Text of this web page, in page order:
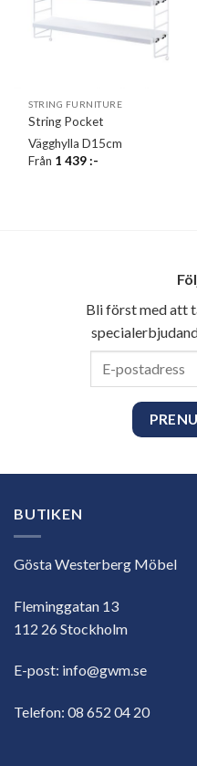
STRING FURNITURE
String Pocket
Vägghylla D15cm
Från 1 439:-
Bli först med att
BUTIKEN
Gösta Westerberg Möbel
Fleminggatan 13
112 26 Stockholm
E-post: info@gwm.se
Telefon: 08 652 04 20